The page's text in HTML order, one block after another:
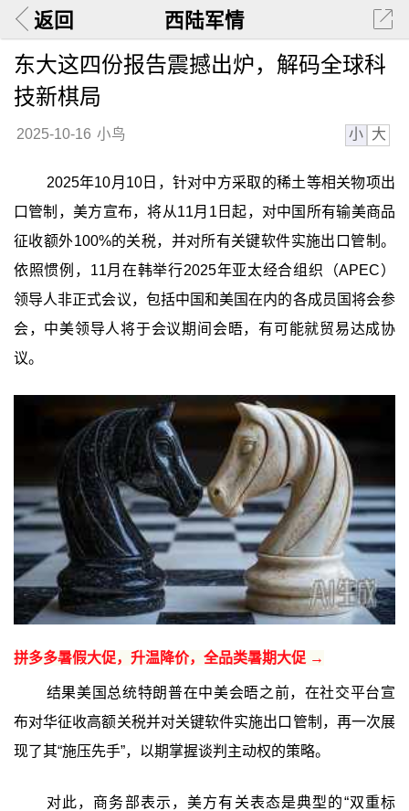
返回 西陆军情
东大这四份报告震撼出炉，解码全球科
技新棋局
2025-10-16 小鸟 小 大
2025年10月10日，针对中方采取的稀土等相关物项出
口管制，美方宣布，将从11月1日起，对中国所有输美商品
征收额外100%的关税，并对所有关键软件实施出口管制。
依照惯例，11月在韩举行2025年亚太经合组织（APEC）
领导人非正式会议，包括中国和美国在内的各成员国将会参
会，中美领导人将于会议期间会晤，有可能就贸易达成协
议。
拼多多暑假大促，升温降价，全品类暑期大促 →
结果美国总统特朗普在中美会晤之前，在社交平台宣
布对华征收高额关税并对关键软件实施出口管制，再一次展
现了其“施压先手”，以期掌握谈判主动权的策略。
对此，商务部表示，美方有关表态是典型的“双重标